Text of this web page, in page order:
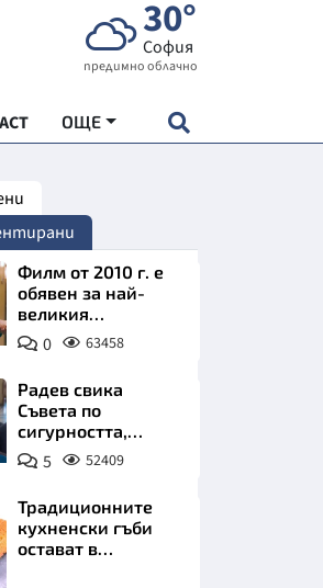
30°
София
предимно облачно
ОЩЕ
БЪЛГАРИЯ"
Филм от 2010 г. е
обявен за най-
великия
психологически
трилър в
0 63458
Радев свика
Съвета по
сигурността,
следва ключово
изявление
5 52409
Традиционните
кухненски гъби
остават в